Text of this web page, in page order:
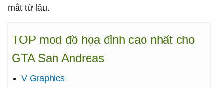
mắt từ lâu.
TOP mod đồ họa đỉnh cao nhất cho
GTA San Andreas
V Graphics